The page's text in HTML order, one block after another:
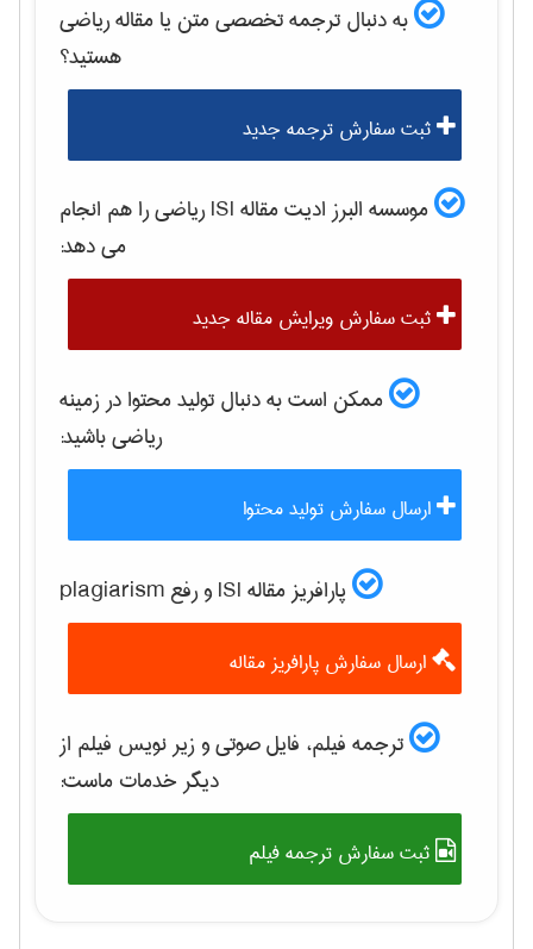
به دنبال ترجمه تخصصی متن یا مقالهرياضی
هستید؟
ثبت سفارش ترجمه جدید
موسسه البرز ادیت مقاله ISI رياضیرا هم انجام
می دهد:
ثبت سفارش ویرایش مقاله جدید
ممکن است به دنبال تولید محتوا در زمینه
رياضیباشید:
ارسال سفارش تولید محتوا
پارافریز مقاله ISI و رفع plagiarism
ارسال سفارش پارافریز مقاله
ترجمه فیلم، فایل صوتی و زیر نویس فیلم از
دیگر خدمات ماست:
ثبت سفارش ترجمه فیلم